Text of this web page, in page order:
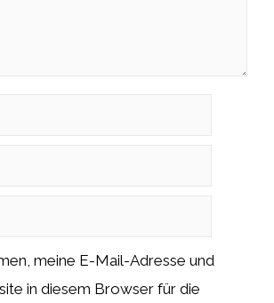
meine E-Mail-Adresse und
in diesem Browser für die